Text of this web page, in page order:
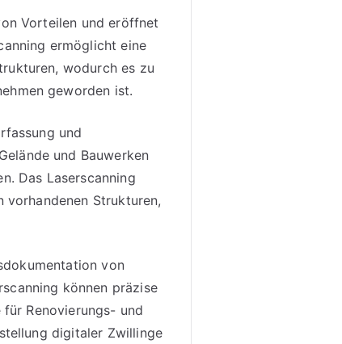
Vorteilen und eröffnet
ermöglicht eine
wodurch es zu
geworden ist.
und
und Bauwerken
Das Laserscanning
Strukturen,
von
können präzise
Renovierungs- und
digitaler Zwillinge